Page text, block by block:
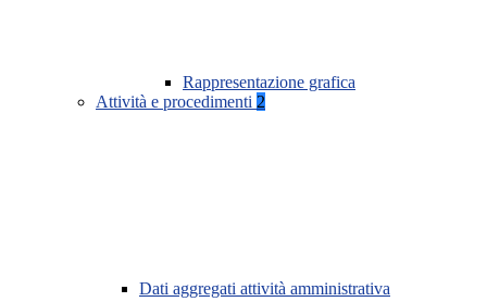
Rappresentazione grafica
Attività e procedimenti 2
Dati aggregati attività amministrativa